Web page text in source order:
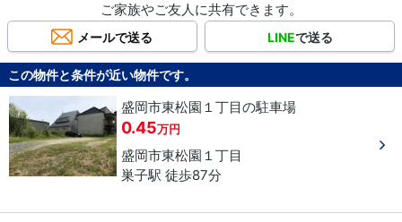
ご家族やご友人に共有できます。
メールで送る LINEで送る
この物件と条件が近い物件です。
盛岡市東松園１丁目の駐車場
0.45万円
盛岡市東松園 １丁目
巣子駅 徒歩87分